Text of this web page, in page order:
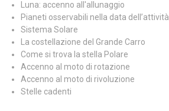
Luna: accenno all'allunaggio
Pianeti osservabili nella data dell’attività
Sistema Solare
La costellazione del Grande Carro
Come si trova la stella Polare
Accenno al moto di rotazione
Accenno al moto di rivoluzione
Stelle cadenti